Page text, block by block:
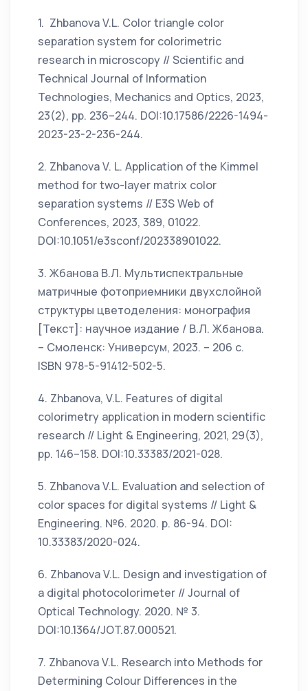
1. Zhbanova V.L. Color triangle color
separation system for colorimetric
research in microscopy // Scientific and
Technical Journal of Information
Technologies, Mechanics and Optics, 2023,
23(2), pp. 236–244. DOI:10.17586/2226-1494-
2023-23-2-236-244.
2. Zhbanova V. L. Application of the Kimmel
method for two-layer matrix color
separation systems // E3S Web of
Conferences, 2023, 389, 01022.
DOI:10.1051/e3sconf/202338901022.
3. Жбанова В.Л. Мультиспектральные
матричные фотоприемники двухслойной
структуры цветоделения: монография
[Текст]: научное издание / В.Л. Жбанова.
– Смоленск: Универсум, 2023. – 206 с.
ISBN 978-5-91412-502-5.
4. Zhbanova, V.L. Features of digital
colorimetry application in modern scientific
research // Light & Engineering, 2021, 29(3),
pp. 146–158. DOI:10.33383/2021-028.
5. Zhbanova V.L. Evaluation and selection of
color spaces for digital systems // Light &
Engineering. №6. 2020. p. 86-94. DOI:
10.33383/2020-024.
6. Zhbanova V.L. Design and investigation of
a digital photocolorimeter // Journal of
Optical Technology. 2020. № 3.
DOI:10.1364/JOT.87.000521.
7. Zhbanova V.L. Research into Methods for
Determining Colour Differences in the